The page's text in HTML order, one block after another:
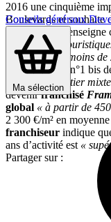
Conseils généraux
Ma sélection
2016 une cinquième
Boulevards et souhaite
franchisés.
« ou stations
autres villes à moins
emplacements n°1 bis
ville ou
« quartier
devenirfranchisé
global « à partir de
2 300 €/m² en
franchiseur indique
ans d’activité est «
Partager sur :